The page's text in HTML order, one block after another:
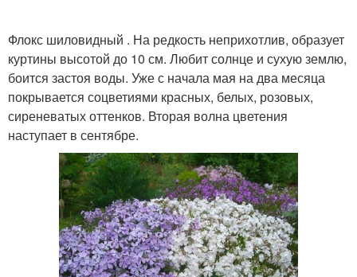
Флокс шиловидный . На редкость неприхотлив, образует
куртины высотой до 10 см. Любит солнце и сухую землю,
боится застоя воды. Уже с начала мая на два месяца
покрывается соцветиями красных, белых, розовых,
сиреневатых оттенков. Вторая волна цветения
наступает в сентябре.